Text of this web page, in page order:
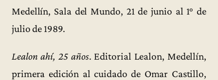
Medellín, Sala del Mundo, 21 de junio al 1° de
julio de 1989.
Lealon ahí, 25 años. Editorial Lealon, Medellín,
primera edición al cuidado de Omar Castillo,